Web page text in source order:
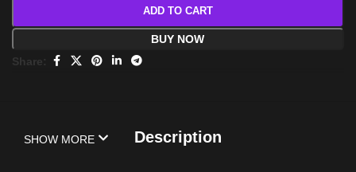
ADD TO CART
BUY NOW
Share:
Description
SHOW MORE